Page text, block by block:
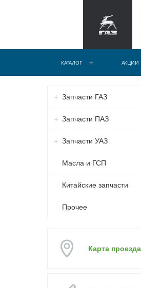
КАТАЛОГ АКЦИИ
Запчасти ГАЗ
Запчасти ПАЗ
Запчасти УАЗ
Масла и ГСП
Китайские запчасти
Прочее
Карта проезда